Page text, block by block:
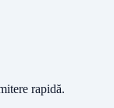
rapidă.